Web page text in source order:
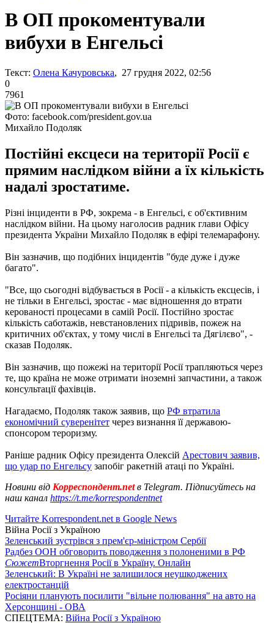
В ОП прокоментували
вибухи в Енгельсі
Текст: Олена Качуровська, 27 грудня 2022, 02:56
0
7961
Фото: facebook.com/president.gov.ua
Михайло Подоляк
Постійні ексцеси на території Росії є
прямим наслідком війни а їх кількість
надалі зростатиме.
Різні інциденти в РФ, зокрема - в Енгельсі, є об'єктивним
наслідком війни. На цьому наголосив радник глави Офісу
президента України Михайло Подоляк в ефірі телемарафону.
Він зазначив, що подібних інцидентів "буде дуже і дуже
багато".
"Все, що сьогодні відбувається в Росії - а кількість ексцесів, і
не тільки в Енгельсі, зростає - має відношення до втрати
керованості процесами в самій Росії. Постійно зростає
кількість саботажів, невстановлених підривів, пожеж на
критичних об'єктах, у тому числі в Енгельсі та Дягілєво", -
сказав Подоляк.
Він зазначив, що пожежі на території Росії трапляються через
те, що країна не може отримати іноземні запчастини, а також
консультації фахівців.
Нагадаємо, Подоляк також заявив, що РФ втратила
економічний суверенітет через визнання її державою-
спонсором тероризму.
Раніше радник Офісу президента Олексій Арестович заявив,
що удар по Енгельсу запобіг ракетній атаці по Україні.
Новини від Корреспондент.netв Telegram. Підписуйтесь на
наш канал https://t.me/korrespondentnet
Читайте Korrespondent.net в Google News
Війна Росії з Україною
Зеленський зустрівся з прем'єр-міністром Сербії
Радбез ООН обговорить поводження з полоненими в РФ
СюжетВторгнення Росії в Україну. Онлайн
Зеленський: В Україні не залишилося неушкоджених
електростанцій
Росіяни планують посилити "вільне полювання" на авто на
Херсонщині - ОВА
СПЕЦТЕМА: Війна Росії з Україною